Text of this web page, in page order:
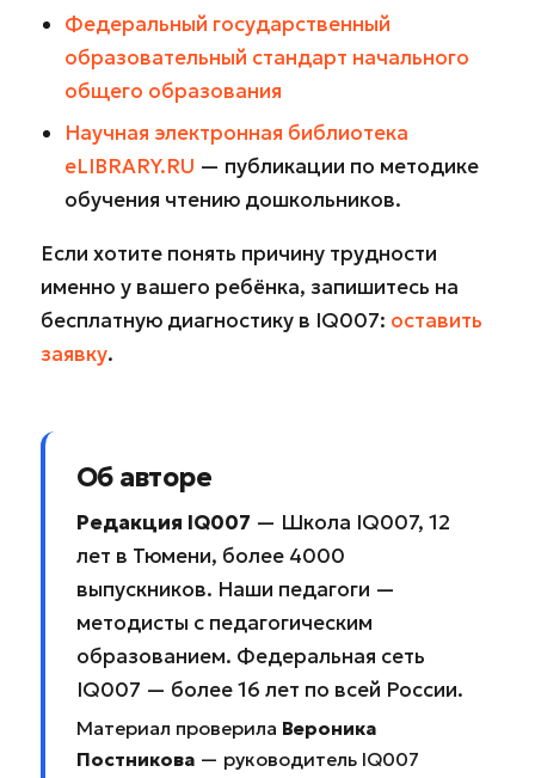
Федеральный государственный
образовательный стандарт начального
общего образования
Научная электронная библиотека
eLIBRARY.RU — публикации по методике
обучения чтению дошкольников.
Если хотите понять причину трудности
именно у вашего ребёнка, запишитесь на
бесплатную диагностику в IQ007: оставить
заявку.
Об авторе
Редакция IQ007 — Школа IQ007, 12
лет в Тюмени, более 4000
выпускников. Наши педагоги —
методисты с педагогическим
образованием. Федеральная сеть
IQ007 — более 16 лет по всей России.
Материал проверила Вероника
Постникова— руководитель IQ007